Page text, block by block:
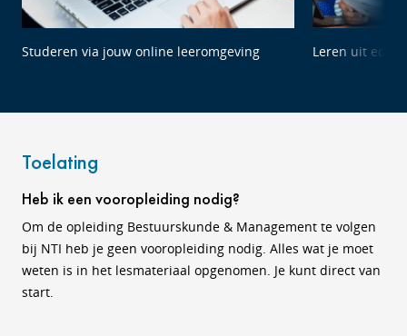
Studeren via jouw online leeromgeving Leren uit
Toelating
Heb ik een vooropleiding nodig?
Om de opleiding Bestuurskunde & Management te volgen
bij NTI heb je geen vooropleiding nodig. Alles wat je moet
weten is in het lesmateriaal opgenomen. Je kunt direct van
start.